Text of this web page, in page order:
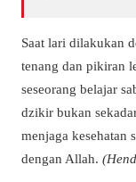
Saat lari dilakukan
tenang dan pikiran
seseorang belajar
dzikir bukan
menjaga kesehatan
dengan Allah.